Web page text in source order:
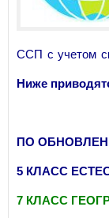
ССП с учетом
Ниже
ПО
5 КЛАСС
7 КЛАСС